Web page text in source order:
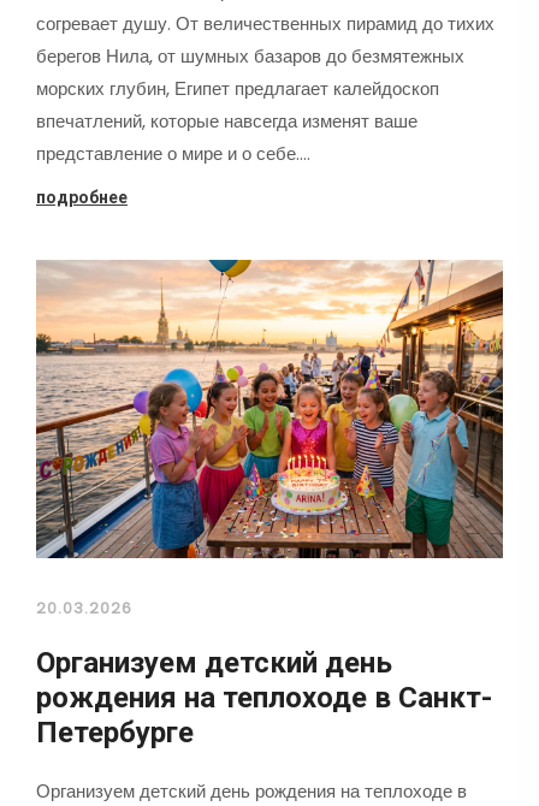
согревает душу. От величественных пирамид до тихих
берегов Нила, от шумных базаров до безмятежных
морских глубин, Египет предлагает калейдоскоп
впечатлений, которые навсегда изменят ваше
представление о мире и о себе.…
подробнее
20.03.2026
Организуем детский день
рождения на теплоходе в Санкт-
Петербурге
Организуем детский день рождения на теплоходе в